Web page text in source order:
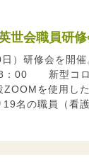
英世会職員研
）研修会を開
：00 新型コロ
ZOOMを使用し
19名の職員（看